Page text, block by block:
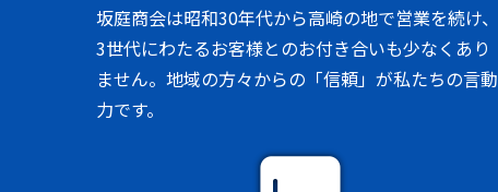
坂庭商会は昭和30年代から高崎の地で営業を続け、
3世代にわたるお客様とのお付き合いも少なくあり
ません。地域の方々からの「信頼」が私たちの言動
力です。